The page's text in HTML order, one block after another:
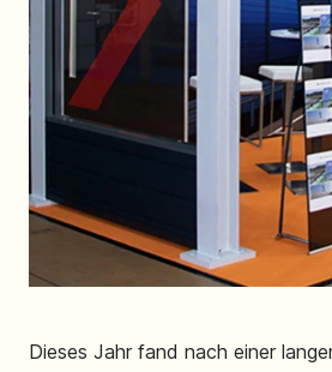
Dieses Jahr fand nach einer